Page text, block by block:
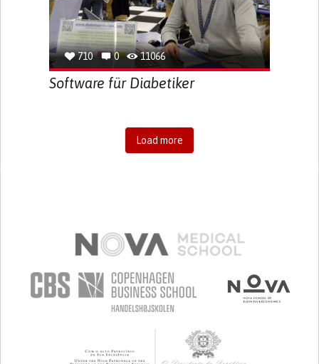
710 0 11066
Software für Diabetiker
Load more